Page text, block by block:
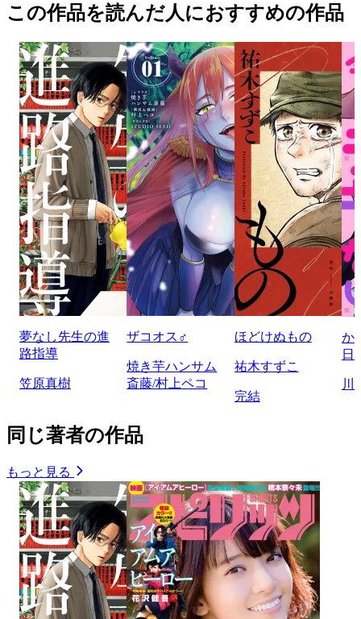
この作品を読んだ人におすすめの作品
夢なし先生の進
路指導
笠原真樹
ザコオス♂
焼き芋ハンサム
斎藤/村上ペコ
ほどけぬもの
祐木すずこ
完結
か
日
川
同じ著者の作品
もっと見る